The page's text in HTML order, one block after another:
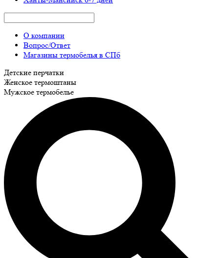
О компании
Вопрос/Ответ
Магазины термобелья в СПб
Детские перчатки
Женское термоштаны
Мужское термобелье